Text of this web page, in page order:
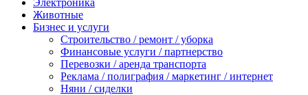
Животные
Бизнес и услуги
Строительство / ремонт / уборка
Финансовые услуги / партнерство
Перевозки / аренда транспорта
Реклама / полиграфия / маркетинг / интернет
Няни / сиделки